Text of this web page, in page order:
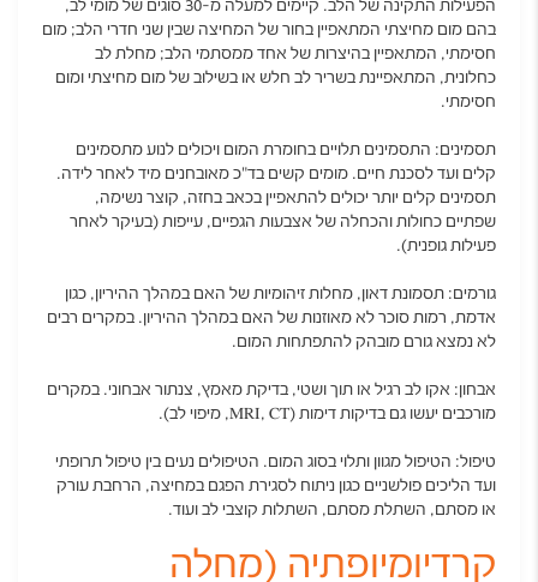
הפעילות התקינה של הלב. קיימים למעלה מ-30 סוגים של מומי לב,
בהם מום מחיצתי המתאפיין בחור של המחיצה שבין שני חדרי הלב; מום
חסימתי, המתאפיין בהיצרות של אחד ממסתמי הלב; מחלת לב
כחלונית, המתאפיינת בשריר לב חלש או בשילוב של מום מחיצתי ומום
חסימתי.
תסמינים: התסמינים תלויים בחומרת המום ויכולים לנוע מתסמינים
קלים ועד לסכנת חיים. מומים קשים בד"כ מאובחנים מיד לאחר לידה.
תסמינים קלים יותר יכולים להתאפיין בכאב בחזה, קוצר נשימה,
שפתיים כחולות והכחלה של אצבעות הגפיים, עייפות (בעיקר לאחר
פעילות גופנית).
גורמים: תסמונת דאון, מחלות זיהומיות של האם במהלך ההיריון, כגון
אדמת, רמות סוכר לא מאוזנות של האם במהלך ההיריון. במקרים רבים
לא נמצא גורם מובהק להתפתחות המום.
אבחון: אקו לב רגיל או תוך ושטי, בדיקת מאמץ, צנתור אבחוני. במקרים
מורכבים יעשו גם בדיקות דימות (MRI, CT, מיפוי לב).
טיפול: הטיפול מגוון ותלוי בסוג המום. הטיפולים נעים בין טיפול תרופתי
ועד הליכים פולשניים כגון ניתוח לסגירת הפגם במחיצה, הרחבת עורק
או מסתם, השתלת מסתם, השתלות קוצבי לב ועוד.
קרדיומיופתיה (מחלה